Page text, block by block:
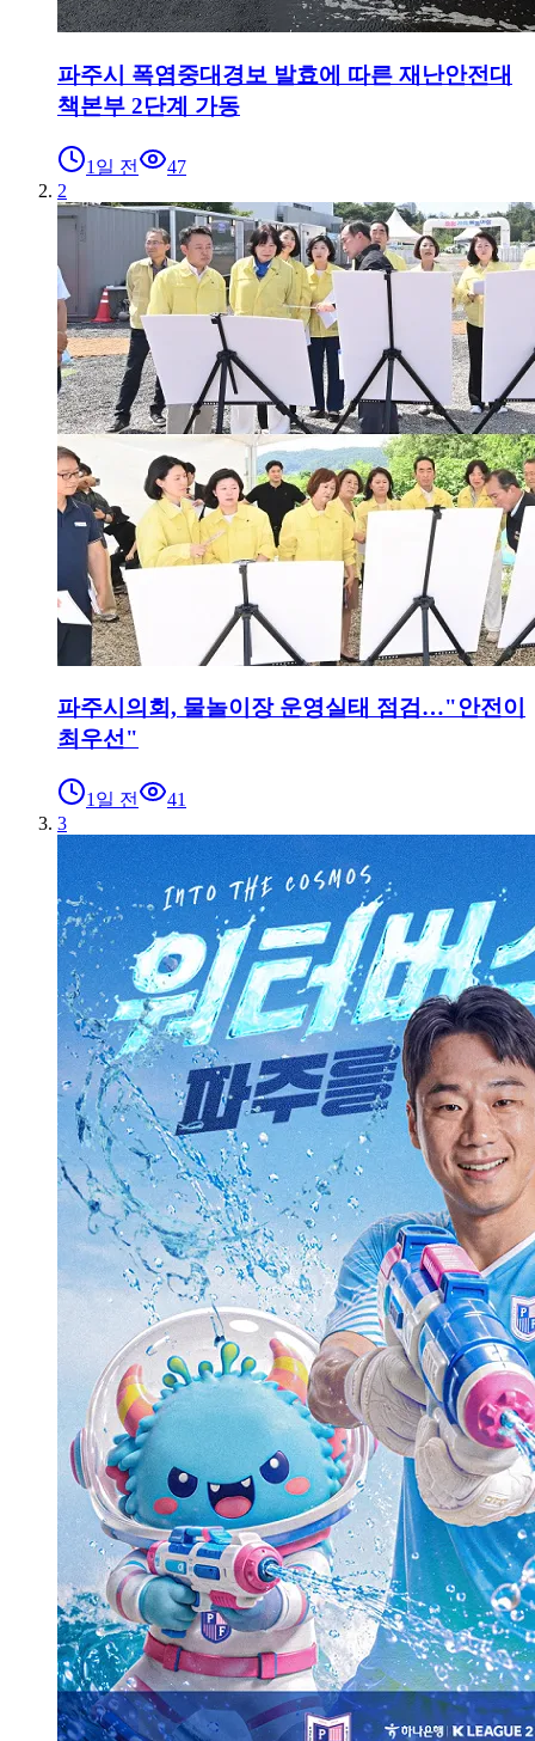
파주시 폭염중대경보 발효에 따른 재난안전대
책본부 2단계 가동
1일 전
47
2
파주시의회, 물놀이장 운영실태 점검…"안전이
최우선"
1일 전
41
3